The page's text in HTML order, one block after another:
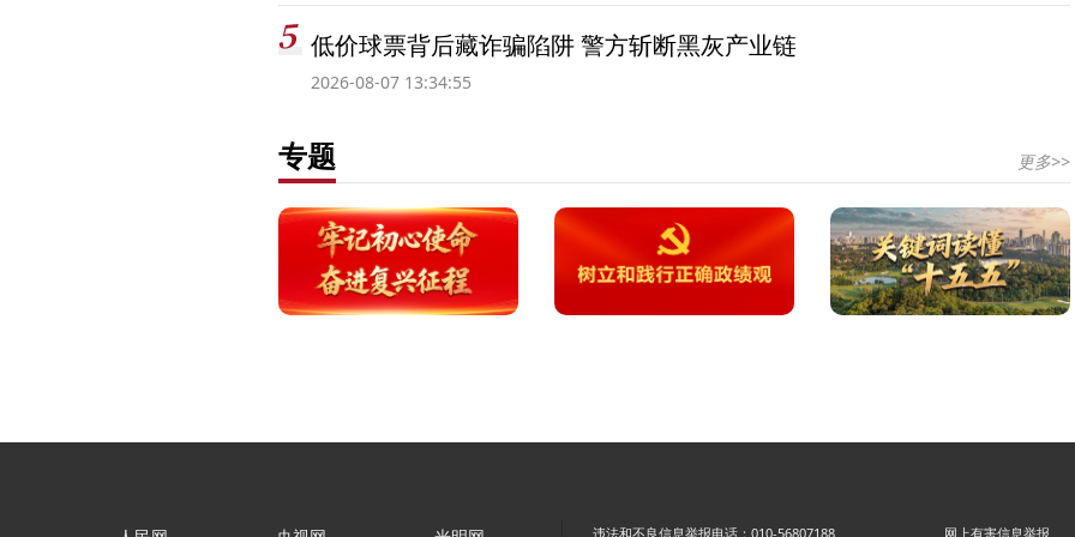
低价球票背后藏诈骗陷阱 警方斩断黑灰产业链
2026-08-07 13:34:55
专题 更多>>
违法和不良信息举报电话：010-56807188 网上有害信息举报